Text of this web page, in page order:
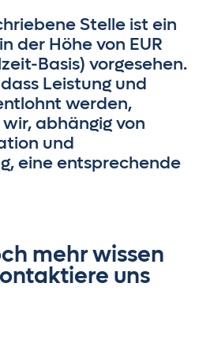
Stelle ist ein
der Höhe von EUR
Basis) vorgesehen.
Leistung und
werden,
abhängig von
und
eine entsprechende
mehr wissen
uns